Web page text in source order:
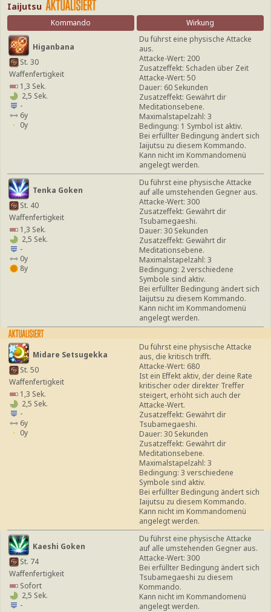
Iaijutsu
Kommando Wirkung
Higanbana
St. 30
Waffenfertigkeit
1,3 Sek.
2,5 Sek.
-
6y
0y
Du führst eine physische Attacke
aus.
Attacke-Wert: 200
Zusatzeffekt: Schaden über Zeit
Attacke-Wert: 50
Dauer: 60 Sekunden
Zusatzeffekt: Gewährt dir
Meditationsebene.
Maximalstapelzahl: 3
Bedingung: 1 Symbol ist aktiv.
Bei erfüllter Bedingung ändert sich
Iaijutsu zu diesem Kommando.
Kann nicht im Kommandomenü
angelegt werden.
Tenka Goken
St. 40
Waffenfertigkeit
1,3 Sek.
2,5 Sek.
-
0y
8y
Du führst eine physische Attacke
auf alle umstehenden Gegner aus.
Attacke-Wert: 300
Zusatzeffekt: Gewährt dir
Tsubamegaeshi.
Dauer: 30 Sekunden
Zusatzeffekt: Gewährt dir
Meditationsebene.
Maximalstapelzahl: 3
Bedingung: 2 verschiedene
Symbole sind aktiv.
Bei erfüllter Bedingung ändert sich
Iaijutsu zu diesem Kommando.
Kann nicht im Kommandomenü
angelegt werden.
Midare Setsugekka
St. 50
Waffenfertigkeit
1,3 Sek.
2,5 Sek.
-
6y
0y
Du führst eine physische Attacke
aus, die kritisch trifft.
Attacke-Wert: 680
Ist ein Effekt aktiv, der deine Rate
kritischer oder direkter Treffer
steigert, erhöht sich auch der
Attacke-Wert.
Zusatzeffekt: Gewährt dir
Tsubamegaeshi.
Dauer: 30 Sekunden
Zusatzeffekt: Gewährt dir
Meditationsebene.
Maximalstapelzahl: 3
Bedingung: 3 verschiedene
Symbole sind aktiv.
Bei erfüllter Bedingung ändert sich
Iaijutsu zu diesem Kommando.
Kann nicht im Kommandomenü
angelegt werden.
Kaeshi Goken
St. 74
Waffenfertigkeit
Sofort
2,5 Sek.
-
Du führst eine physische Attacke
auf alle umstehenden Gegner aus.
Attacke-Wert: 300
Bei erfüllter Bedingung ändert sich
Tsubamegaeshi zu diesem
Kommando.
Kann nicht im Kommandomenü
angelegt werden.